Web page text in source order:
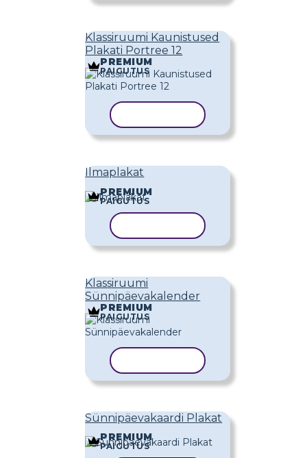
Klassiruumi Kaunistused
Plakati Portree 12
PREMIUM
PAIGUTUS
Ilmaplakat
PREMIUM
PAIGUTUS
Klassiruumi
Sünnipäevakalender
PREMIUM
PAIGUTUS
Sünnipäevakaardi Plakat
PREMIUM
PAIGUTUS